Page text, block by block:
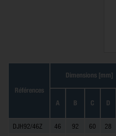
Références
Dimensions [mm]
A B C D
DJH92/46Z 46 92 60 28